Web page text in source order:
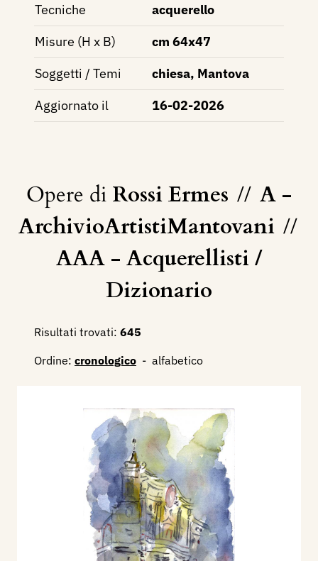
Tecniche
acquerello
Misure (H x B)
cm 64x47
Soggetti / Temi
chiesa, Mantova
Aggiornato il
16-02-2026
Opere di Rossi Ermes // A -
ArchivioArtistiMantovani //
AAA - Acquerellisti /
Dizionario
Risultati trovati: 645
Ordine: cronologico - alfabetico